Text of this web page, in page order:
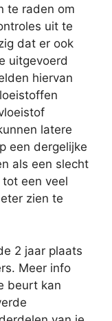
te raden om
uit te
dat er ook
uitgevoerd
hiervan
latere
een dergelijke
als een slecht
een veel
zien te
2 jaar plaats
Meer info
beurt kan